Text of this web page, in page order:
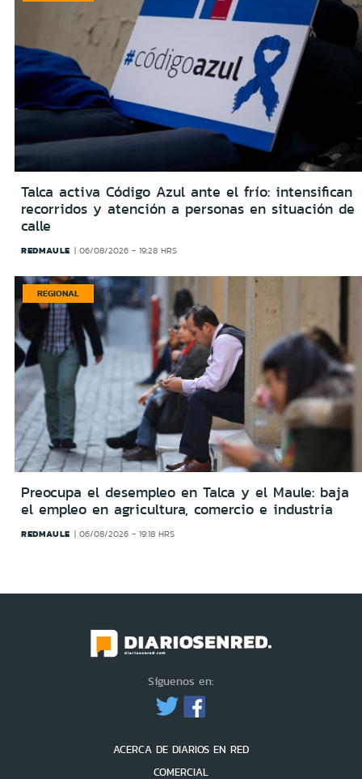
Talca activa Código Azul ante el frío: intensifican
recorridos y atención a personas en situación de
calle
REDMAULE 06/08/2026 - 19:28 HRS
REGIONAL
Preocupa el desempleo en Talca y el Maule: baja
el empleo en agricultura, comercio e industria
REDMAULE 06/08/2026 - 19:18 HRS
Síguenos en:
ACERCA DE DIARIOS EN RED
COMERCIAL